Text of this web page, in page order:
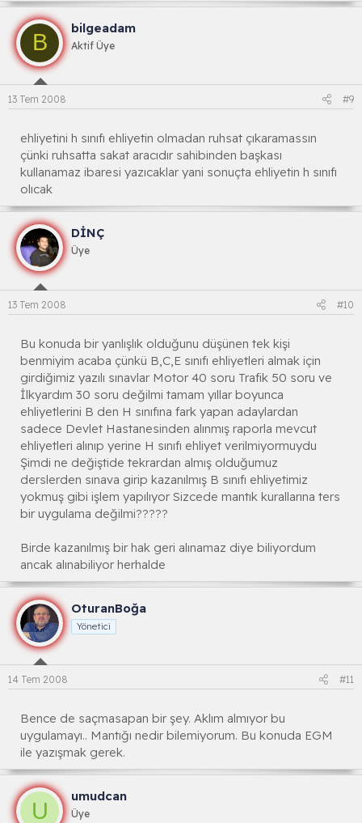
B
bilgeadam
Aktif Üye
13 Tem 2008 #9
ehliyetini h sınıfı ehliyetin olmadan ruhsat çıkaramassın
çünki ruhsatta sakat aracıdır sahibinden başkası
kullanamaz ibaresi yazıcaklar yani sonuçta ehliyetin h sınıfı
olıcak
DİNÇ
Üye
13 Tem 2008 #10
Bu konuda bir yanlışlık olduğunu düşünen tek kişi
benmiyim acaba çünkü B,C,E sınıfı ehliyetleri almak için
girdiğimiz yazılı sınavlar Motor 40 soru Trafik 50 soru ve
İlkyardım 30 soru değilmi tamam yıllar boyunca
ehliyetlerini B den H sınıfına fark yapan adaylardan
sadece Devlet Hastanesinden alınmış raporla mevcut
ehliyetleri alınıp yerine H sınıfı ehliyet verilmiyormuydu
Şimdi ne değiştide tekrardan almış olduğumuz
derslerden sınava girip kazanılmış B sınıfı ehliyetimiz
yokmuş gibi işlem yapılıyor Sizcede mantık kurallarına ters
bir uygulama değilmi?????
Birde kazanılmış bir hak geri alınamaz diye biliyordum
ancak alınabiliyor herhalde
OturanBoğa
Yönetici
14 Tem 2008 #11
Bence de saçmasapan bir şey. Aklım almıyor bu
uygulamayı.. Mantığı nedir bilemiyorum. Bu konuda EGM
ile yazışmak gerek.
U
umudcan
Üye